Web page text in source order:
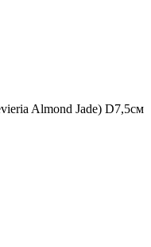
Almond Jade) D7,5см